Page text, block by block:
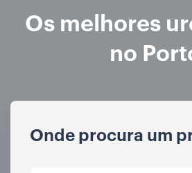
Os melhores
no
Onde procura um